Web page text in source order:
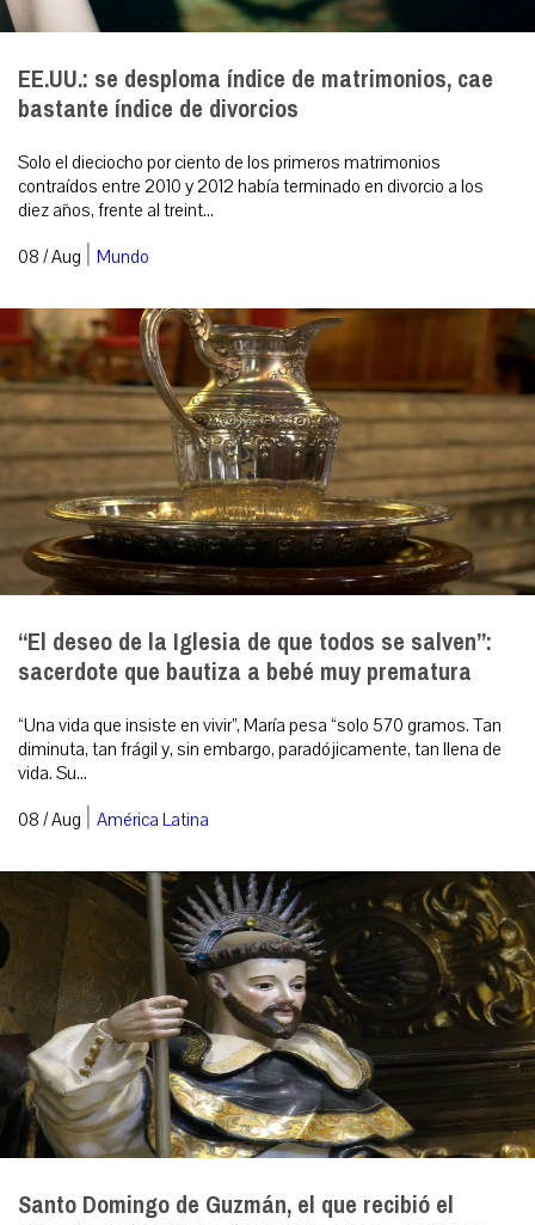
EE.UU.: se desploma índice de matrimonios, cae
bastante índice de divorcios
Solo el dieciocho por ciento de los primeros matrimonios
contraídos entre 2010 y 2012 había terminado en divorcio a los
diez años, frente al treint...
08 / Aug | Mundo
“El deseo de la Iglesia de que todos se salven”:
sacerdote que bautiza a bebé muy prematura
“Una vida que insiste en vivir”, María pesa “solo 570 gramos. Tan
diminuta, tan frágil y, sin embargo, paradójicamente, tan llena de
vida. Su...
08 / Aug | América Latina
Santo Domingo de Guzmán, el que recibió el